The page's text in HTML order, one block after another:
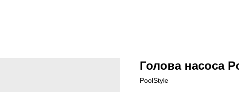
Голова насоса
PoolStyle